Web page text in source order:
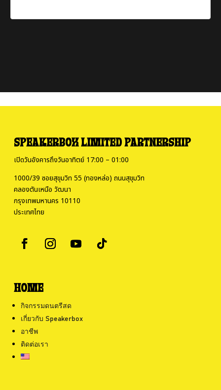
SPEAKERBOX LIMITED PARTNERSHIP
เปิดวันอังคารถึงวันอาทิตย์ 17:00 – 01:00
1000/39 ซอยสุขุมวิท 55 (ทองหล่อ) ถนนสุขุมวิท
คลองตันเหนือ วัฒนา
กรุงเทพมหานคร 10110
ประเทศไทย
HOME
กิจกรรมดนตรีสด
เกี่ยวกับ Speakerbox
อาชีพ
ติดต่อเรา